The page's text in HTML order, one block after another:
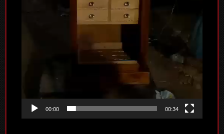
00:00 00:34